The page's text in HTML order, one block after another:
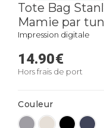
Tote Bag
Mamie par
Impression digitale
14.90€
Hors frais de port
Couleur